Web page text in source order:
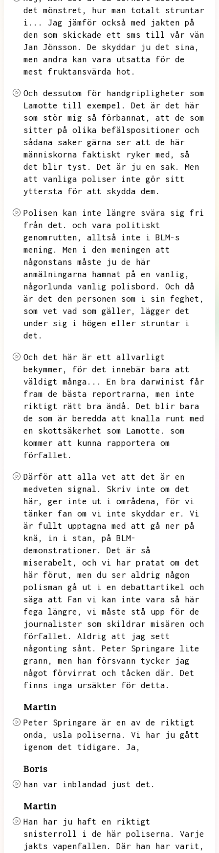
det mönstret,
hur man totalt struntar
i...
Jag jämför också med jakten på
den som skickade ett sms till vår vän
Jan Jönsson.
De skyddar ju det sina,
men andra kan vara utsatta för de
mest fruktansvärda hot.
Och dessutom för handgripligheter som
Lamotte till exempel.
Det är det här
som stör mig så förbannat,
att de som
sitter på olika befälspositioner och
sådana saker gärna ser att de här
människorna faktiskt ryker med,
så
det blir tyst.
Det är ju en sak.
Men
att vanliga poliser inte gör sitt
yttersta för att skydda dem.
Polisen kan inte längre svära sig fri
från det.
och vara politiskt
genomrutten,
alltså inte i BLM-s
mening.
Men i den meningen att
någonstans måste ju de här
anmälningarna hamnat på en vanlig,
någorlunda vanlig polisbord.
Och då
är det den personen som i sin feghet,
som vet vad som gäller,
lägger det
under sig i högen eller struntar i
det.
Och det här är ett allvarligt
bekymmer,
för det innebär bara att
väldigt många...
En bra darwinist får
fram de bästa reportrarna,
men inte
riktigt rätt bra ändå.
Det blir bara
de som är beredda att knalla runt med
en skottsäkerhet som Lamotte.
som
kommer att kunna rapportera om
förfallet.
Därför att alla vet att det är en
medveten signal.
Skriv inte om det
här,
ger inte ut i områdena,
för vi
tänker fan om vi inte skyddar er.
Vi
är fullt upptagna med att gå ner på
knä,
in i stan,
på BLM-
demonstrationer.
Det är så
miserabelt,
och vi har pratat om det
här förut,
men du ser aldrig någon
polisman gå ut i en debattartikel och
säga att
Fan vi kan inte vara så här
fega längre,
vi måste stå upp för de
journalister som skildrar misären och
förfallet.
Aldrig att jag sett
någonting sånt.
Peter Springare lite
grann,
men han försvann tycker jag
något förvirrat och tåcken där.
Det
finns inga ursäkter för detta.
Martin
Peter Springare är en av de riktigt
onda,
usla poliserna.
Vi har ju gått
igenom det tidigare.
Ja,
Boris
han var inblandad just det.
Martin
Han har ju haft en riktigt
snisterroll i de här poliserna.
Varje
jakts vapenfallen.
Där han har varit,